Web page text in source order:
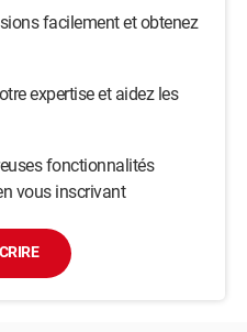
facilement et obtenez
expertise et aidez les
fonctionnalités
vous inscrivant